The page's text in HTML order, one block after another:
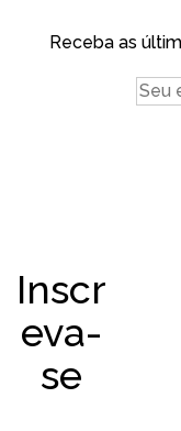
Receba as
Inscr
eva-
se